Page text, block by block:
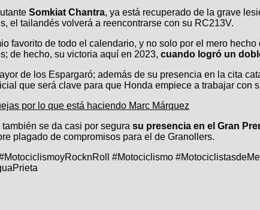
Somkiat Chantra, ya está recuperado de la grave
el tailandés volverá a reencontrarse con su RC213V.
favorito de todo el calendario, y no solo por el mero
de hecho, su victoria aquí en 2023, cuando logró un
de los Espargaró; además de su presencia en la cita
que será clave para que Honda empiece a trabajar con
por lo que está haciendo Marc Márquez
se da casi por segura su presencia en el Gran
plagado de compromisos para el de Granollers.
#Motociclismo